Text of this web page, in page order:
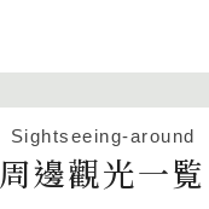
Sightseeing-around
周邊觀光一覧